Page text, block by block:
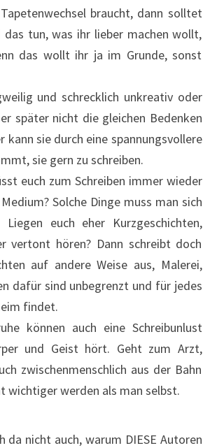
braucht, dann solltet
das tun, was ihr lieber machen wollt,
das wollt ihr ja im Grunde, sonst
und schrecklich unkreativ oder
später nicht die gleichen Bedenken
sie durch eine spannungsvollere
sie gern zu schreiben.
euch zum Schreiben immer wieder
Solche Dinge muss man sich
euch eher Kurzgeschichten,
vertont hören? Dann schreibt doch
auf andere Weise aus, Malerei,
dafür sind unbegrenzt und für jedes
findet.
können auch eine Schreibunlust
und Geist hört. Geht zum Arzt,
zwischenmenschlich aus der Bahn
wichtiger werden als man selbst.
nicht auch, warum DIESE Autoren